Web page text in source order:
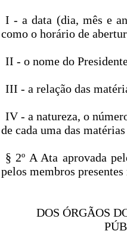
I - a data (dia, mês e
como o horário de
II - o nome do
III - a relação das
IV - a natureza, o
de cada uma das
§ 2º A Ata aprovada
pelos membros presentes
DOS ÓRGÃOS